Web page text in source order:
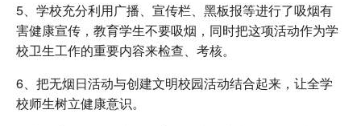
5、学校充分利用广播、宣传栏、黑板报等进行了吸烟有
害健康宣传，教育学生不要吸烟，同时把这项活动作为学
校卫生工作的重要内容来检查、考核。
6、把无烟日活动与创建文明校园活动结合起来，让全学
校师生树立健康意识。